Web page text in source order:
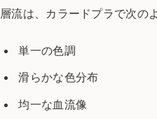
層流は、 カラードプラで次の
単一の色調
滑らかな色分布
均一な血流像